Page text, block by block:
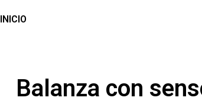
INICIO
Balanza con